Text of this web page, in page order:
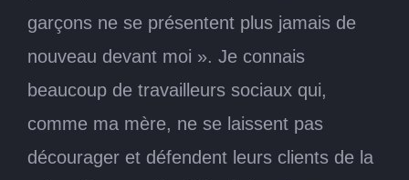
garçons ne se présentent plus jamais de
nouveau devant moi ». Je connais
beaucoup de travailleurs sociaux qui,
comme ma mère, ne se laissent pas
décourager et défendent leurs clients de la